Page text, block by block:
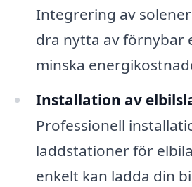
Integrering av
dra nytta av förnybar
minska
Installation av
Professionell
laddstationer för
enkelt kan ladda din